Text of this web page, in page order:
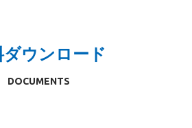
ダウンロード
DOCUMENTS